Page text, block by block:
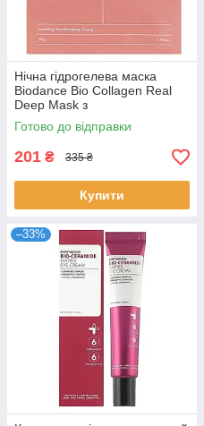
Нічна гідрогелева маска
Biodance Bio Collagen Real
Deep Mask з
низькомолекулярним
колагеном 34 г
Готово до відправки
201 ₴ 335 ₴
Купити
–33%